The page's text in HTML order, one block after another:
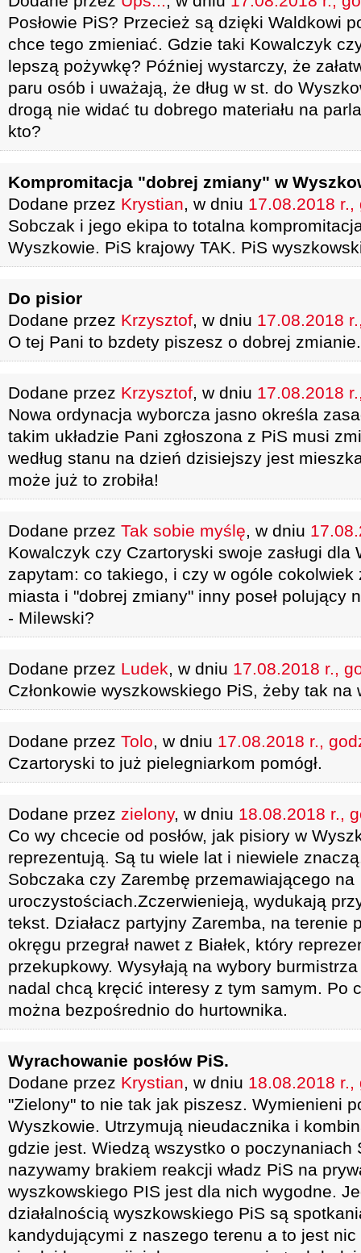
Posłowie PiS? Przecież są dzięki Waldkowi
chce tego zmieniać. Gdzie taki Kowalczyk
lepszą pożywkę? Później wystarczy, że
paru osób i uważają, że dług w st. do
drogą nie widać tu dobrego materiału na
kto?
Kompromitacja "dobrej zmiany" w
Dodane przez Krystian, w dniu 17.08.2018 r.,
Sobczak i jego ekipa to totalna
Wyszkowie. PiS krajowy TAK. PiS
Do pisior
Dodane przez Krzysztof, w dniu 17.08.2018
O tej Pani to bzdety piszesz o dobrej zmianie.
Dodane przez Krzysztof, w dniu 17.08.2018
Nowa ordynacja wyborcza jasno określa
takim układzie Pani zgłoszona z PiS musi
według stanu na dzień dzisiejszy jest
może już to zrobiła!
Dodane przez Tak sobie myślę, w dniu
Kowalczyk czy Czartoryski swoje zasługi dla
zapytam: co takiego, i czy w ogóle cokolwiek
miasta i "dobrej zmiany" inny poseł polujący
- Milewski?
Dodane przez Ludek, w dniu 17.08.2018 r.,
Członkowie wyszkowskiego PiS, żeby tak na
Dodane przez Tolo, w dniu 17.08.2018 r.,
Czartoryski to już pielegniarkom pomógł.
Dodane przez zielony, w dniu 18.08.2018 r.,
Co wy chcecie od posłów, jak pisiory w
reprezentują. Są tu wiele lat i niewiele
Sobczaka czy Zarembę przemawiającego na
uroczystościach.Zczerwienieją, wydukają
tekst. Działacz partyjny Zaremba, na terenie
okręgu przegrał nawet z Białek, który
przekupkowy. Wysyłają na wybory
nadal chcą kręcić interesy z tym samym. Po
można bezpośrednio do hurtownika.
Wyrachowanie posłów PiS.
Dodane przez Krystian, w dniu 18.08.2018 r.,
"Zielony" to nie tak jak piszesz. Wymienieni
Wyszkowie. Utrzymują nieudacznika i
gdzie jest. Wiedzą wszystko o poczynaniach
nazywamy brakiem reakcji władz PiS na
wyszkowskiego PIS jest dla nich wygodne.
działalnością wyszkowskiego PiS są
kandydującymi z naszego terenu a to jest